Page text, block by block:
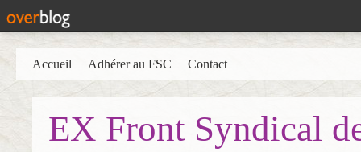
EX Front Syndical
Accueil Adhérer au FSC Contact